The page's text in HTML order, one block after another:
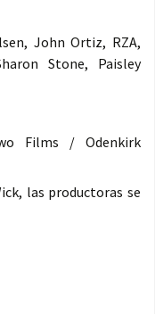
John Ortiz, RZA,
Stone, Paisley
Films / Odenkirk
las productoras se